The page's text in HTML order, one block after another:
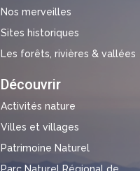
Nos merveilles
Sites historiques
Les forêts, rivières & vallées
Découvrir
Activités nature
Villes et villages
Patrimoine Naturel